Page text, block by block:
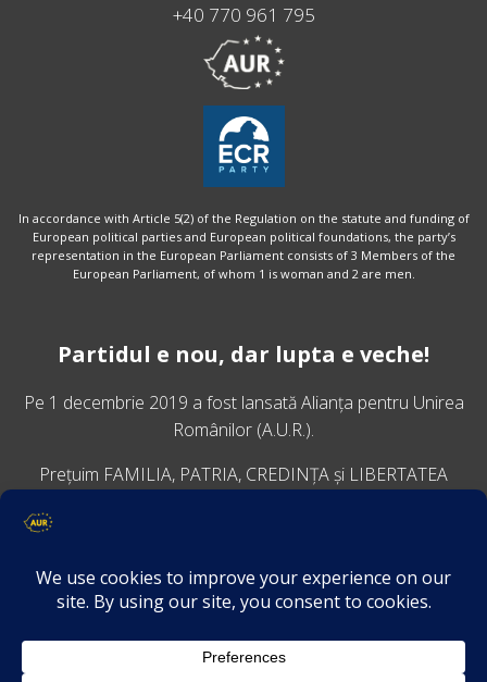
+40 770 961 795
In accordance with Article 5(2) of the Regulation on the statute and funding of
European political parties and European political foundations, the party’s
representation in the European Parliament consists of 3 Members of the
European Parliament, of whom 1 is woman and 2 are men.
Partidul e nou, dar lupta e veche!
Pe 1 decembrie 2019 a fost lansatăAlianța pentru Unirea
Românilor (A.U.R.).
Prețuim FAMILIA, PATRIA, CREDINȚA și LIBERTATEA
VINO ALĂTURI DE NOI
Descarcă aplicația Platforma AUR